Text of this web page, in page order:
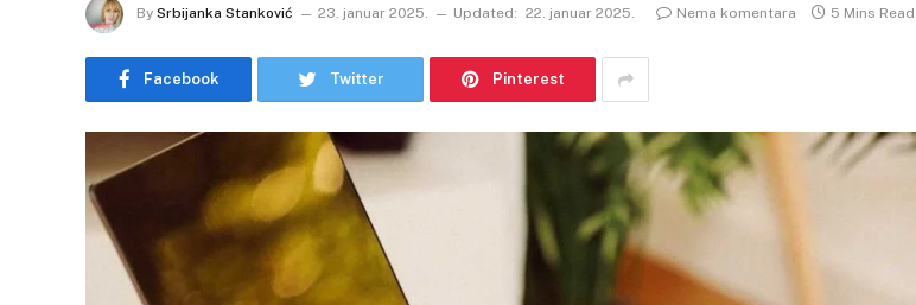
By Srbijanka Stanković 23. januar 2025. Updated: 22. januar 2025. Nema komentara 5 Mins Read
Facebook Twitter Pinterest